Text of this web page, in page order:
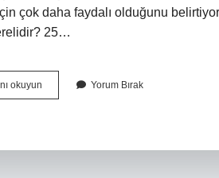
çok daha faydalı olduğunu
25…
okuyun
Alabora
Yorum Bırak